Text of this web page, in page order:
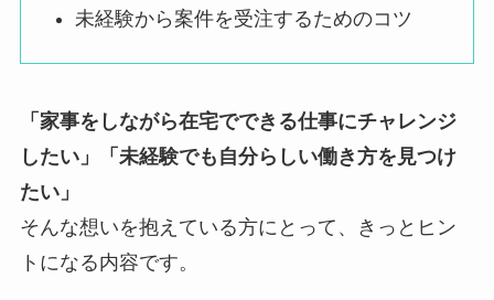
未経験から案件を受注するためのコツ
「家事をしながら在宅でできる仕事にチャレンジ
したい」「未経験でも自分らしい働き方を見つけ
たい」
そんな想いを抱えている方にとって、きっとヒン
トになる内容です。